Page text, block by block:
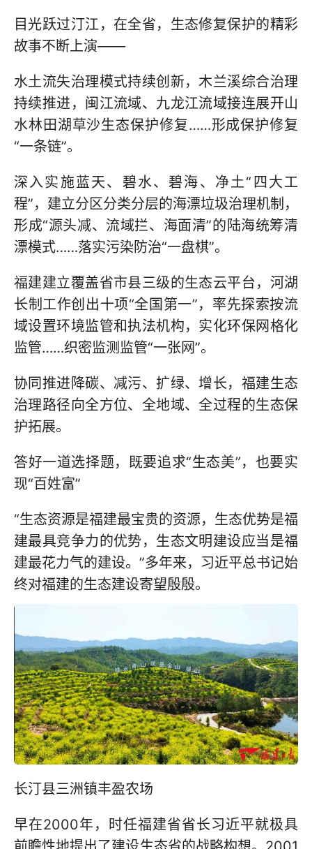
目光跃过汀江，在全省，生态修复保护的精彩
故事不断上演——
水土流失治理模式持续创新，木兰溪综合治理
持续推进，闽江流域、九龙江流域接连展开山
水林田湖草沙生态保护修复……形成保护修复
“一条链”。
深入实施蓝天、碧水、碧海、净土“四大工
程”，建立分区分类分层的海漂垃圾治理机制，
形成“源头减、流域拦、海面清”的陆海统筹清
漂模式……落实污染防治“一盘棋”。
福建建立覆盖省市县三级的生态云平台，河湖
长制工作创出十项“全国第一”，率先探索按流
域设置环境监管和执法机构，实化环保网格化
监管……织密监测监管“一张网”。
协同推进降碳、减污、扩绿、增长，福建生态
治理路径向全方位、全地域、全过程的生态保
护拓展。
答好一道选择题，既要追求“生态美”，也要实
现“百姓富”
“生态资源是福建最宝贵的资源，生态优势是福
建最具竞争力的优势，生态文明建设应当是福
建最花力气的建设。”多年来，习近平总书记始
终对福建的生态建设寄望殷殷。
长汀县三洲镇丰盈农场
早在2000年，时任福建省省长习近平就极具